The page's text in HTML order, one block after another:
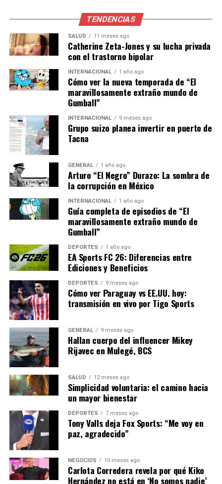
energéticas de la Universidad de Berlín, señala que “la
cooperación entre países europeos es esencial para
superar esta crisis. La creación de un mercado
energético común podría ayudar a mitigar los efectos de
futuras crisis.”
Implicaciones y análisis futuro
La crisis energética no solo afecta a los hogares y las
industrias, sino que también tiene implicaciones más
amplias para la política energética de la Unión Europea.
La necesidad de acelerar la transición hacia energías
limpias es más urgente que nunca, y los líderes
europeos están bajo presión para implementar políticas
efectivas que garanticen la seguridad energética a largo
plazo.
En respuesta a la crisis, varios países han comenzado a
implementar medidas de emergencia, como subsidios
para los consumidores y restricciones temporales en el
uso de energía. Sin embargo, estas soluciones a corto
plazo no abordan las causas subyacentes del problema.
Mirando hacia el futuro, es probable que la crisis
impulse una mayor inversión en tecnologías limpias y
renovables. La Unión Europea ya ha anunciado planes
para aumentar significativamente su capacidad de
energía eólica y solar en la próxima década.
En conclusión, la crisis energética en Europa es un
y multifacética. Mientras los gobiernos luchan por
mitigar los efectos inmediatos, también deben centrarse
suministro energético estable y asequible para todos los
ciudadanos europeos.
NOTICIAS RELACIONADAS:
SIGUIENTE
TENDENCIAS
SALUD 11 meses ago
Catherine Zeta-Jones y su lucha privada
con el trastorno bipolar
INTERNACIONAL 1 año ago
Cómo ver la nueva temporada de “El
maravillosamente extraño mundo de
Gumball”
INTERNACIONAL 9 meses ago
Grupo suizo planea invertir en puerto de
Tacna
GENERAL 1 año ago
Arturo “El Negro” Durazo: La sombra de
la corrupción en México
INTERNACIONAL 1 año ago
Guía completa de episodios de “El
maravillosamente extraño mundo de
Gumball”
DEPORTES 1 año ago
EA Sports FC 26: Diferencias entre
Ediciones y Beneficios
DEPORTES 9 meses ago
Cómo ver Paraguay vs EE.UU. hoy:
transmisión en vivo por Tigo Sports
GENERAL 9 meses ago
Hallan cuerpo del influencer Mikey
Rijavec en Mulegé, BCS
SALUD 12 meses ago
Simplicidad voluntaria: el camino hacia
un mayor bienestar
DEPORTES 7 meses ago
Tony Valls deja Fox Sports: “Me voy en
paz, agradecido”
NEGOCIOS 10 meses ago
Carlota Corredera revela por qué Kiko
Hernández no está en ‘No somos nadie’